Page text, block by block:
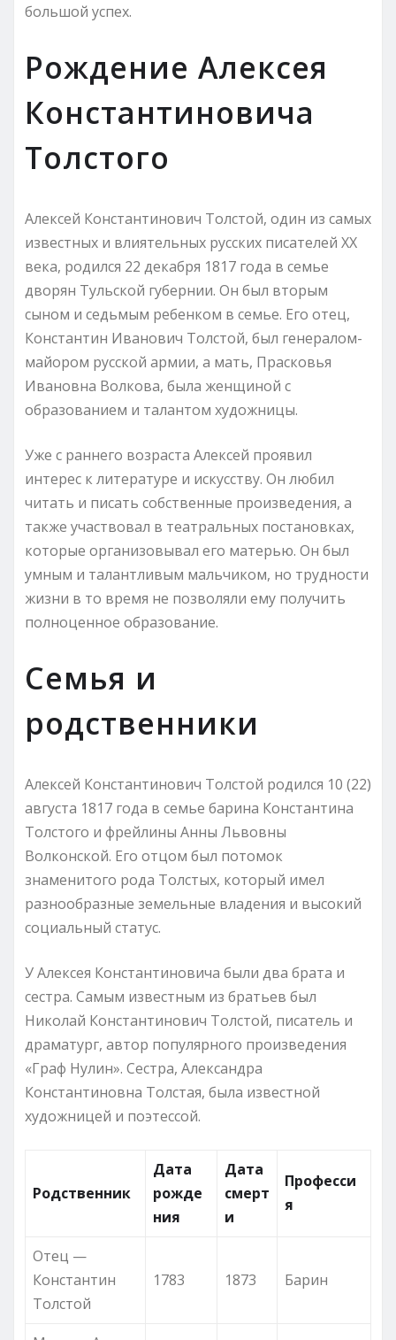
большой успех.
Рождение Алексея
Константиновича
Толстого
Алексей Константинович Толстой, один из самых
известных и влиятельных русских писателей XX
века, родился 22 декабря 1817 года в семье
дворян Тульской губернии. Он был вторым
сыном и седьмым ребенком в семье. Его отец,
Константин Иванович Толстой, был генералом-
майором русской армии, а мать, Прасковья
Ивановна Волкова, была женщиной с
образованием и талантом художницы.
Уже с раннего возраста Алексей проявил
интерес к литературе и искусству. Он любил
читать и писать собственные произведения, а
также участвовал в театральных постановках,
которые организовывал его матерью. Он был
умным и талантливым мальчиком, но трудности
жизни в то время не позволяли ему получить
полноценное образование.
Семья и
родственники
Алексей Константинович Толстой родился 10 (22)
августа 1817 года в семье барина Константина
Толстого и фрейлины Анны Львовны
Волконской. Его отцом был потомок
знаменитого рода Толстых, который имел
разнообразные земельные владения и высокий
социальный статус.
У Алексея Константиновича были два брата и
сестра. Самым известным из братьев был
Николай Константинович Толстой, писатель и
драматург, автор популярного произведения
«Граф Нулин». Сестра, Александра
Константиновна Толстая, была известной
художницей и поэтессой.
Родственник
Дата
рожде
ния
Дата
смерт
и
Професси
я
Отец —
Константин
Толстой
1783 1873 Барин